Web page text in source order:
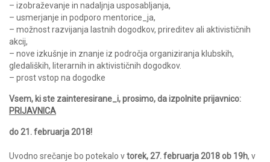
– izobraževanje in nadaljnja usposabljanja,
– usmerjanje in podporo mentorice_ja,
– možnost razvijanja lastnih dogodkov, prireditev ali aktivističnih
akcij,
– nove izkušnje in znanje iz področja organiziranja klubskih,
gledaliških, literarnih in aktivističnih dogodkov.
– prost vstop na dogodke
Vsem, ki ste zainteresirane_i, prosimo, da izpolnite prijavnico:
PRIJAVNICA
do 21. februarja 2018!
Uvodno srečanje bo potekalo vtorek, 27. februarja 2018 ob 19h, v